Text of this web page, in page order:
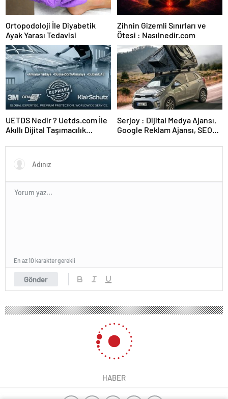
Ortopodoloji İle Diyabetik
Ayak Yarası Tedavisi
Zihnin Gizemli Sınırları ve
Ötesi : Nasılnedir.com
UETDS Nedir ? Uetds.com İle
Akıllı Dijital Taşımacılık
Serjoy : Dijital Medya Ajansı,
Google Reklam Ajansı, SEO
Gönder
En az 10 karakter gerekli
HABER